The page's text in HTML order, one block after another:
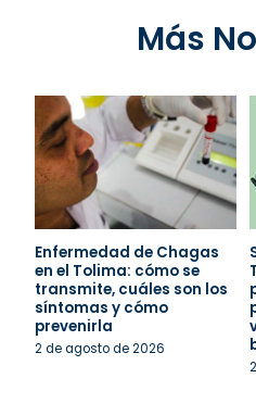
Más
Enfermedad de Chagas
en el Tolima: cómo se
transmite, cuáles son los
síntomas y cómo
prevenirla
2 de agosto de 2026